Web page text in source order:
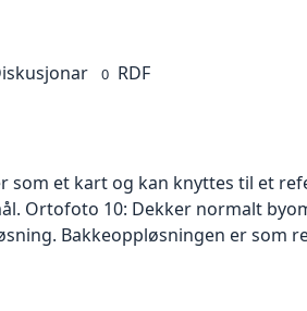
0 RDF
som et kart og kan knyttes til et
Ortofoto 10: Dekker normalt
Bakkeoppløsningen er som